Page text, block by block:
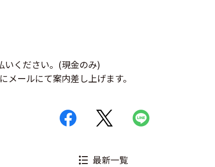
いください。(現金のみ)
ールにて案内差し上げます。
最新一覧